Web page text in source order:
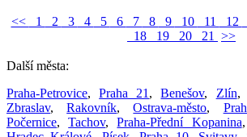
<< 1 2 3 4 5 6 7 8 9 10 11 12
18
19 20 21 >>
Další města:
Praha-Petrovice,Praha 21 ,Benešov, Zlín,
Zbraslav,Rakovník,Ostrava-město,
Počernice,Tachov,Praha-Přední Kopanina,